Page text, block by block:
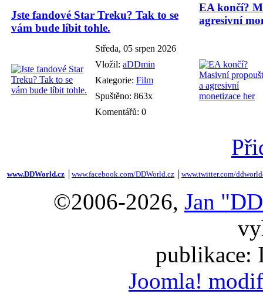
Jste fandové Star Treku? Tak to se
vám bude líbit tohle.
Středa, 05 srpen 2026
Vložil: aDDmin
Kategorie: Film
Spuštěno: 863x
Komentářů: 0
EA končí?
agresivní
www.DDWorld.cz www.facebook.com/DDWorld.cz www.twitter.com/
©2006-2026, Jan
publikace:
Joomla!